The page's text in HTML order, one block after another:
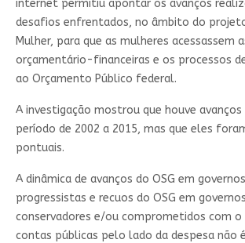
internet permitiu apontar os avanços
desafios enfrentados, no âmbito do
Mulher, para que as mulheres acessassem
orçamentário-financeiras e os processos
ao Orçamento Público federal.
A investigação mostrou que houve
período de 2002 a 2015, mas que eles
pontuais.
A dinâmica de avanços do OSG em
progressistas e recuos do OSG em
conservadores e/ou comprometidos com
contas públicas pelo lado da despesa não